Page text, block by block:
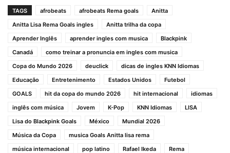
TAGS afrobeats afrobeats Rema goals
Anitta
Anitta Lisa Rema Goals ingles
Anitta trilha da copa
Aprender Inglês
aprender ingles com musica
Blackpink
Canadá
como treinar a pronuncia em ingles com musica
Copa do Mundo 2026
deuclick
dicas de ingles KNN Idiomas
Educação
Entretenimento Estados Unidos
Futebol
GOALS
hit da copa do mundo 2026 hit internacional
idiomas
inglês com música
Jovem K-Pop KNN Idiomas
LISA
Lisa do Blackpink Goals
México
Mundial 2026
Música da Copa
musica Goals Anitta lisa rema
música internacional
pop latino Rafael Ikeda
Rema